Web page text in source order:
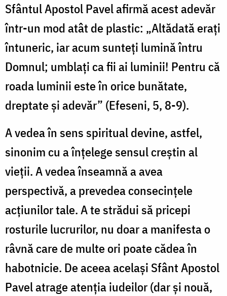
Sfântul Apostol Pavel afirmă acest adevăr
într-un mod atât de plastic: „Altădată eraţi
întuneric, iar acum sunteţi lumină întru
Domnul; umblaţi ca fii ai luminii! Pentru că
roada luminii este în orice bunătate,
dreptate şi adevăr” (Efeseni, 5, 8-9).
A vedea în sens spiritual devine, astfel,
sinonim cu a înţelege sensul creştin al
vieţii. A vedea înseamnă a avea
perspectivă, a prevedea consecinţele
acţiunilor tale. A te strădui să pricepi
rosturile lucrurilor, nu doar a manifesta o
râvnă care de multe ori poate cădea în
habotnicie. De aceea acelaşi Sfânt Apostol
Pavel atrage atenţia iudeilor (dar şi nouă,